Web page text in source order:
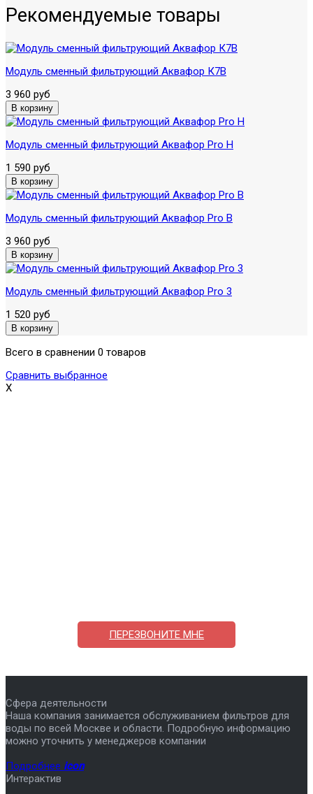
Рекомендуемые товары
Модуль сменный фильтрующий Аквафор К7В
3 960 руб
Модуль сменный фильтрующий Аквафор Pro H
1 590 руб
Модуль сменный фильтрующий Аквафор Pro B
3 960 руб
Модуль сменный фильтрующий Аквафор Pro 3
1 520 руб
Всего в сравнении 0 товаров
Сравнить выбранное
X
ПЕРЕЗВОНИТЕ МНЕ
Сфера деятельности
Наша компания занимается обслуживанием фильтров для
воды по всей Москве и области. Подробную информацию
можно уточнить у менеджеров компании
Подробнее icon
Интерактив